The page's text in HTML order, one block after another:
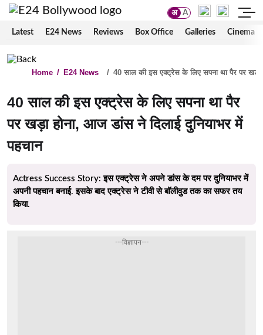
अ A
Latest E24 News Reviews Box Office Galleries Cinema
Home / E24 News / 40 साल की इस एक्ट्रेस के लिए सपना था पैर पर खड़ा
40 साल की इस एक्ट्रेस के लिए सपना था पैर
पर खड़ा होना, आज डांस ने दिलाई दुनियाभर में
पहचान
Actress Success Story: इस एक्ट्रेस ने अपने डांस के दम पर दुनियाभर में
अपनी पहचान बनाई. इसके बाद एक्ट्रेस ने टीवी से बॉलीवुड तक का सफर तय
किया.
---विज्ञापन---